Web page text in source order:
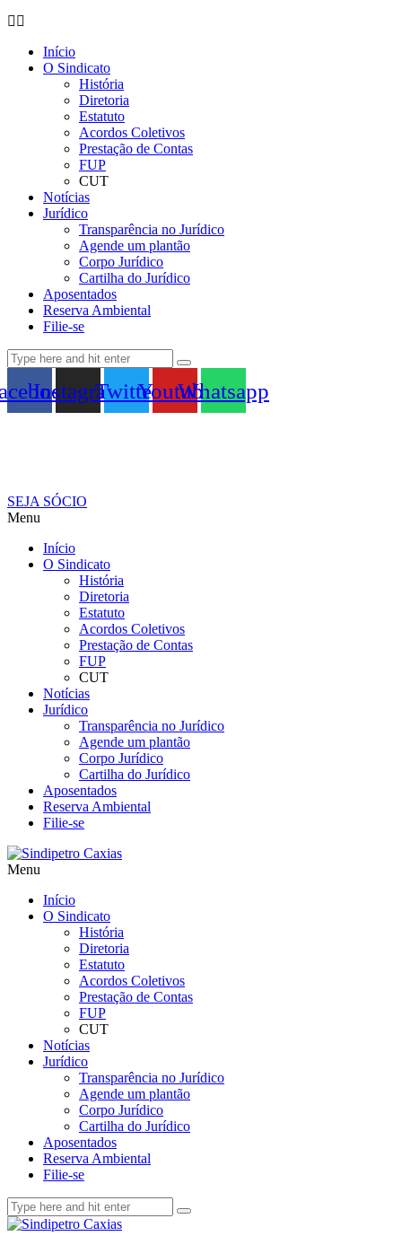
Início
O Sindicato
História
Diretoria
Estatuto
Acordos Coletivos
Prestação de Contas
FUP
CUT
Notícias
Jurídico
Transparência no Jurídico
Agende um plantão
Corpo Jurídico
Cartilha do Jurídico
Aposentados
Reserva Ambiental
Filie-se
InstagramTwitterYoutubeWhatsapp
SEJA SÓCIO
Menu
Início
O Sindicato
História
Diretoria
Estatuto
Acordos Coletivos
Prestação de Contas
FUP
CUT
Notícias
Jurídico
Transparência no Jurídico
Agende um plantão
Corpo Jurídico
Cartilha do Jurídico
Aposentados
Reserva Ambiental
Filie-se
Menu
Início
O Sindicato
História
Diretoria
Estatuto
Acordos Coletivos
Prestação de Contas
FUP
CUT
Notícias
Jurídico
Transparência no Jurídico
Agende um plantão
Corpo Jurídico
Cartilha do Jurídico
Aposentados
Reserva Ambiental
Filie-se